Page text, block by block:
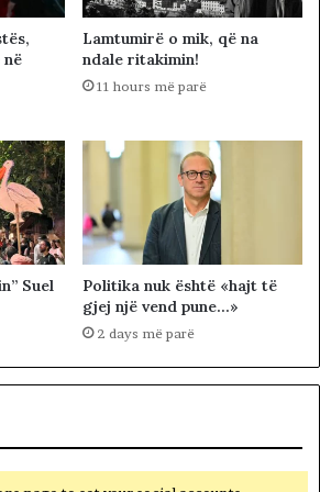
Lamtumirë o mik, që na
ndale ritakimin!
11 hours më parë
Suel
Politika nuk është «hajt të
gjej një vend pune…»
2 days më parë